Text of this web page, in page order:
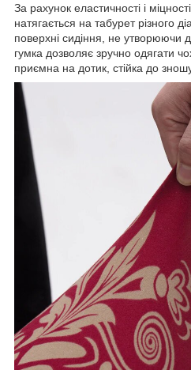
За рахунок еластичності і
натягається на табурет різного
поверхні сидіння, не утворюючи
гумка дозволяє зручно одягати
приємна на дотик, стійка до